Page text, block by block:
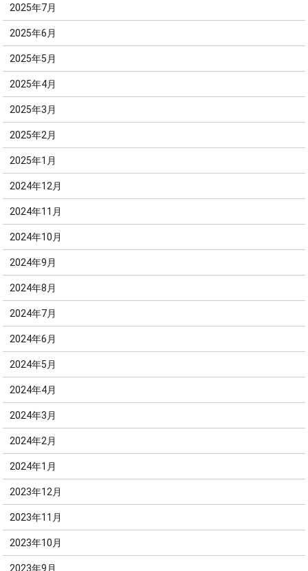
2025年7月
2025年6月
2025年5月
2025年4月
2025年3月
2025年2月
2025年1月
2024年12月
2024年11月
2024年10月
2024年9月
2024年8月
2024年7月
2024年6月
2024年5月
2024年4月
2024年3月
2024年2月
2024年1月
2023年12月
2023年11月
2023年10月
2023年9月